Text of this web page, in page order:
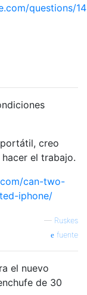
questions/
creo
el trabajo.
can-two-
iphone/
— Ruskes
fuente
el nuevo
de 30